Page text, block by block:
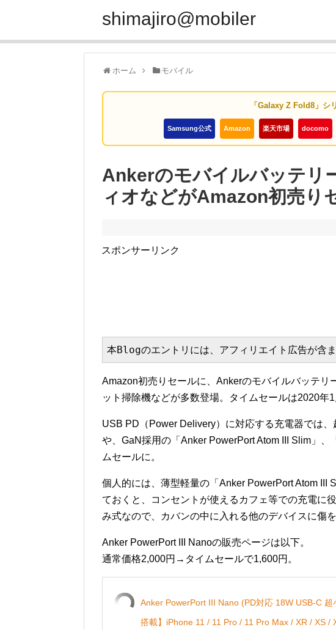
shimajiro@mobiler
ホーム モバイル
「Galaxy Z Fold8」シ
Samsung公式 Amazon 楽天市場 docomo
Ankerのモバイルバッテリ
ィオなどがAmazon初売り
スポンサーリンク
本Blogのエントリには、アフィリエイト広告が含ま
Amazon初売りセールに、Ankerのモバイルバッテリ
ット掃除機などが多数登場。タイムセールは2020年1
USB PD（Power Delivery）に対応する充電器では、
や、GaN採用の「Anker PowerPort Atom III Slim」、
ムセールに。
個人的には、薄型軽量の「Anker PowerPort Atom III
ておくと、コンセントが使えるカフェ等での充電に
み式なので、カバンの中に入れる他のデバイスに傷
Anker PowerPort III Nanoの販売ページは以下。
通常価格2,000円→タイムセールで1,600円。
Anker PowerPort III Nano (PD対応 18W USB-C
搭載】iPhone 11 / 11 Pro / 11 Pro Max / XR / XS /